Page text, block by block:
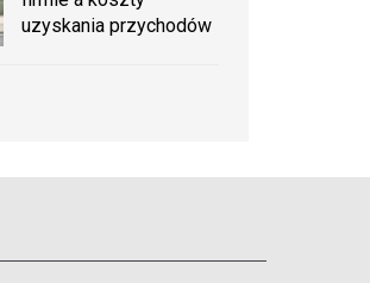
uzyskania przychodów